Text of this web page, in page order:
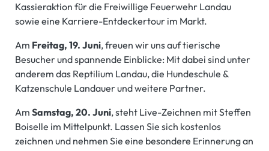
Kassieraktion für die Freiwillige Feuerwehr Landau
sowie eine Karriere-Entdeckertour im Markt.
Am Freitag, 19. Juni, freuen wir uns auf tierische
Besucher und spannende Einblicke: Mit dabei sind unter
anderem das Reptilium Landau, die Hundeschule &
Katzenschule Landauer und weitere Partner.
Am Samstag, 20. Juni, steht Live-Zeichnen mit Steffen
Boiselle im Mittelpunkt. Lassen Sie sich kostenlos
zeichnen und nehmen Sie eine besondere Erinnerung an